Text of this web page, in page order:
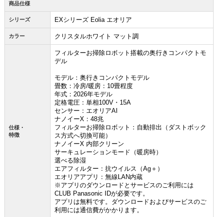
お買い物を続ける カートへ進む
商品仕様
シリーズ EXシリーズ Eolia エオリア
カラー クリスタルホワイト マット調
仕様・
特徴
フィルターお掃除ロボット搭載の奥行きコンパクトモ
デル
モデル：奥行きコンパクトモデル
畳数：冷房/暖房：10畳程度
年式：2026年モデル
定格電圧：単相100V・15A
センサー：エオリアAI
ナノイーX：48兆
フィルターお掃除ロボット：自動排出（ダストボック
ス方式へ切換可能）
ナノイーX 内部クリーン
サーキュレーションモード（暖房時）
選べる除湿
エアフィルター：抗ウイルス（Ag＋）
エオリアアプリ：無線LAN内蔵
※アプリのダウンロードとサービスのご利用には
CLUB Panasonic IDが必要です。
アプリは無料です。ダウンロードおよびサービスのご
利用には通信費がかかります。